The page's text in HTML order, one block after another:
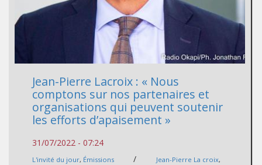
Jean-Pierre Lacroix : « Nous
comptons sur nos partenaires et
organisations qui peuvent soutenir
les efforts d’apaisement »
31/07/2022 - 07:24
L'invité du jour, Émissions / Jean-Pierre La croix,